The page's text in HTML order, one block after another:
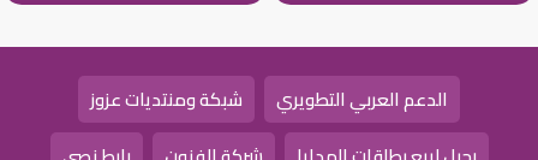
الدعم العربي التطويري
شبكة ومنتديات عزوز